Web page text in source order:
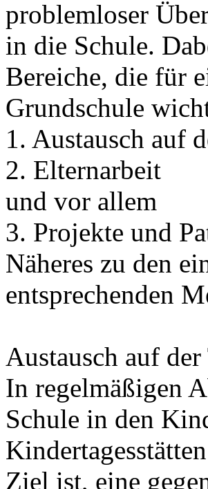
problemloser
in die Schule.
Bereiche, die für
Grundschule
1. Austausch auf
2. Elternarbeit
und vor allem
3. Projekte und
Näheres zu den
entsprechenden
Austausch auf der
In regelmäßigen
Schule in den
Ziel ist, eine